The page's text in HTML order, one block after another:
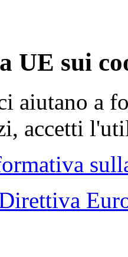
UE sui
aiutano a
accetti